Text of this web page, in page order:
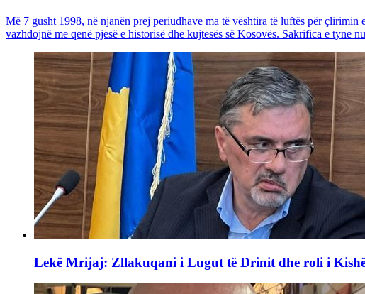
Më 7 gusht 1998, në njanën prej periudhave ma të vështira të luftës për
vazhdojnë me qenë pjesë e historisë dhe kujtesës së Kosovës. Sakrifica e tyne
Lekë Mrijaj: Zllakuqani i Lugut të Drinit dhe roli i